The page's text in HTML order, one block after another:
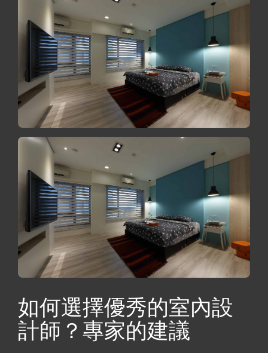
如何選擇優秀的室內設
計師？專家的建議